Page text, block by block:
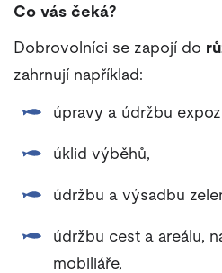
Co vás čeká?
Dobrovolníci se zapojí do
zahrnují například:
úpravy a údržbu
úklid výběhů,
údržbu a výsadbu
údržbu cest a areálu,
mobiliáře,